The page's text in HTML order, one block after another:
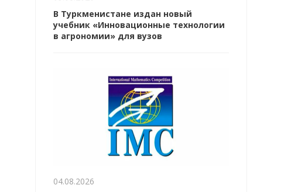
В Туркменистане издан новый
учебник «Инновационные технологии
в агрономии» для вузов
04.08.2026